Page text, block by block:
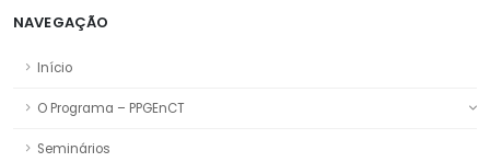
NAVEGAÇÃO
Início
O Programa – PPGEnCT
Seminários